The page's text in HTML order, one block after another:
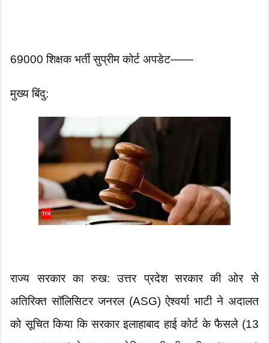
69000 शिक्षक भर्ती सुप्रीम कोर्ट अपडेट——
मुख्य बिंदु:
​राज्य सरकार का रुख: उत्तर प्रदेश सरकार की ओर से
अतिरिक्त सॉलिसिटर जनरल (ASG) ऐश्वर्या भाटी ने अदालत
को सूचित किया कि सरकार इलाहाबाद हाई कोर्ट के फैसले (13